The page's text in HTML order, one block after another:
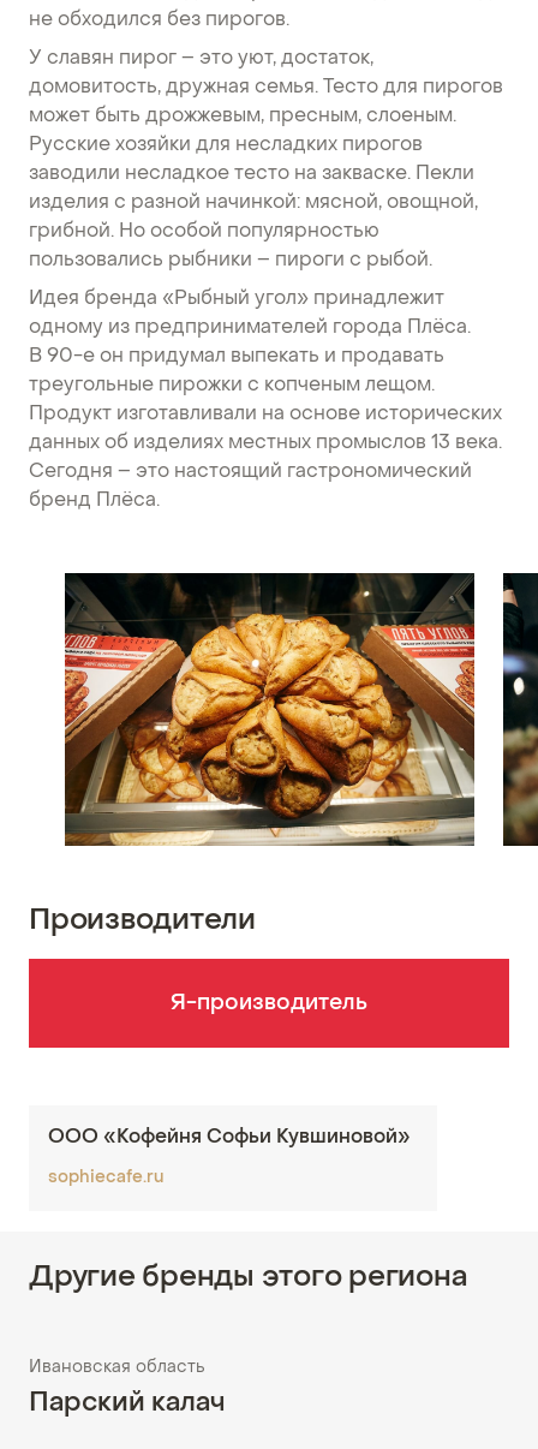
не обходился без пирогов.
У славян пирог – это уют, достаток,
домовитость, дружная семья. Тесто для пирогов
может быть дрожжевым, пресным, слоеным.
Русские хозяйки для несладких пирогов
заводили несладкое тесто на закваске. Пекли
изделия с разной начинкой: мясной, овощной,
грибной. Но особой популярностью
пользовались рыбники – пироги с рыбой.
Идея бренда «Рыбный угол» принадлежит
одному из предпринимателей города Плёса.
В 90-е он придумал выпекать и продавать
треугольные пирожки с копченым лещом.
Продукт изготавливали на основе исторических
данных об изделиях местных промыслов 13 века.
Сегодня – это настоящий гастрономический
бренд Плёса.
Производители
Я-производитель
ООО «Кофейня Софьи Кувшиновой»
sophiecafe.ru
Другие бренды этого региона
Ивановская область
Парский калач